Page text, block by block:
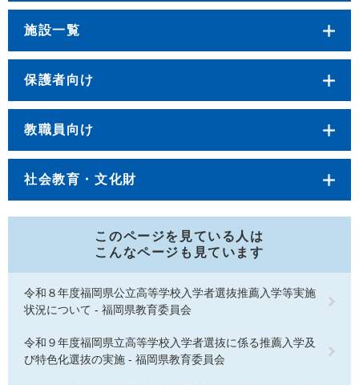
施設一覧
保護者向け
教職員向け
社会教育・文化財
このページを見ている人は
こんなページも見ています
令和８年度福岡県公立高等学校入学者選抜推薦入学等実施
状況について - 福岡県教育委員会
令和９年度福岡県立高等学校入学者選抜に係る推薦入学及
び特色化選抜の実施 - 福岡県教育委員会